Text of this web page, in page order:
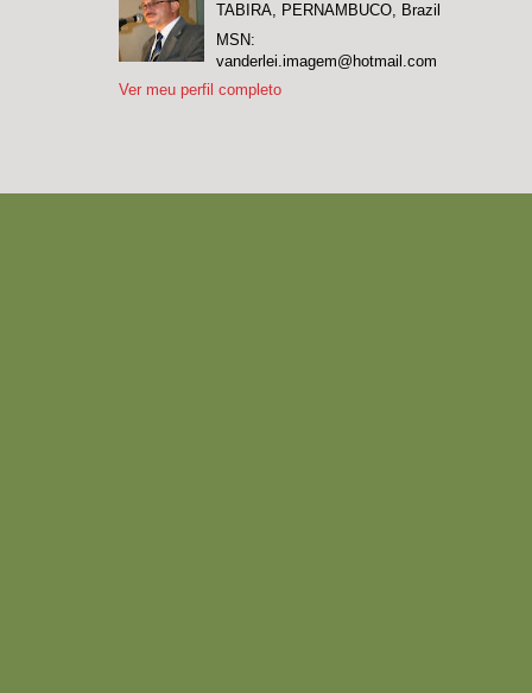
TABIRA, PERNAMBUCO, Brazil
MSN:
vanderlei.imagem@hotmail.com
Ver meu perfil completo